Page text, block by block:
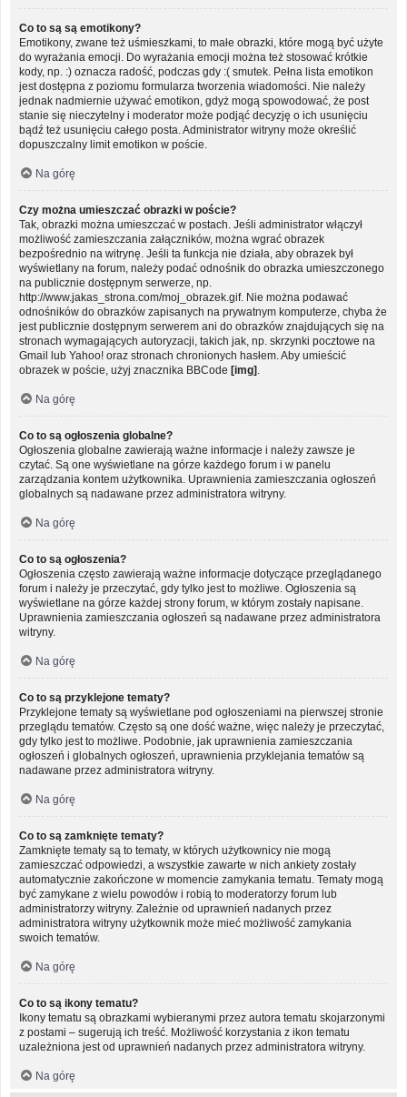
Co to są są emotikony?
Emotikony, zwane też uśmieszkami, to małe obrazki, które mogą być użyte
do wyrażania emocji. Do wyrażania emocji można też stosować krótkie
kody, np. :) oznacza radość, podczas gdy :( smutek. Pełna lista emotikon
jest dostępna z poziomu formularza tworzenia wiadomości. Nie należy
jednak nadmiernie używać emotikon, gdyż mogą spowodować, że post
stanie się nieczytelny i moderator może podjąć decyzję o ich usunięciu
bądź też usunięciu całego posta. Administrator witryny może określić
dopuszczalny limit emotikon w poście.
Na górę
Czy można umieszczać obrazki w poście?
Tak, obrazki można umieszczać w postach. Jeśli administrator włączył
możliwość zamieszczania załączników, można wgrać obrazek
bezpośrednio na witrynę. Jeśli ta funkcja nie działa, aby obrazek był
wyświetlany na forum, należy podać odnośnik do obrazka umieszczonego
na publicznie dostępnym serwerze, np.
http://www.jakas_strona.com/moj_obrazek.gif. Nie można podawać
odnośników do obrazków zapisanych na prywatnym komputerze, chyba że
jest publicznie dostępnym serwerem ani do obrazków znajdujących się na
stronach wymagających autoryzacji, takich jak, np. skrzynki pocztowe na
Gmail lub Yahoo! oraz stronach chronionych hasłem. Aby umieścić
obrazek w poście, użyj znacznika BBCode [img]
Na górę
Co to są ogłoszenia globalne?
Ogłoszenia globalne zawierają ważne informacje i należy zawsze je
czytać. Są one wyświetlane na górze każdego forum i w panelu
zarządzania kontem użytkownika. Uprawnienia zamieszczania ogłoszeń
globalnych są nadawane przez administratora witryny.
Na górę
Co to są ogłoszenia?
Ogłoszenia często zawierają ważne informacje dotyczące przeglądanego
forum i należy je przeczytać, gdy tylko jest to możliwe. Ogłoszenia są
wyświetlane na górze każdej strony forum, w którym zostały napisane.
Uprawnienia zamieszczania ogłoszeń są nadawane przez administratora
witryny.
Na górę
Co to są przyklejone tematy?
Przyklejone tematy są wyświetlane pod ogłoszeniami na pierwszej stronie
przeglądu tematów. Często są one dość ważne, więc należy je przeczytać,
gdy tylko jest to możliwe. Podobnie, jak uprawnienia zamieszczania
ogłoszeń i globalnych ogłoszeń, uprawnienia przyklejania tematów są
nadawane przez administratora witryny.
Na górę
Co to są zamknięte tematy?
Zamknięte tematy są to tematy, w których użytkownicy nie mogą
zamieszczać odpowiedzi, a wszystkie zawarte w nich ankiety zostały
automatycznie zakończone w momencie zamykania tematu. Tematy mogą
być zamykane z wielu powodów i robią to moderatorzy forum lub
administratorzy witryny. Zależnie od uprawnień nadanych przez
administratora witryny użytkownik może mieć możliwość zamykania
swoich tematów.
Na górę
Co to są ikony tematu?
Ikony tematu są obrazkami wybieranymi przez autora tematu skojarzonymi
z postami – sugerują ich treść. Możliwość korzystania z ikon tematu
uzależniona jest od uprawnień nadanych przez administratora witryny.
Na górę